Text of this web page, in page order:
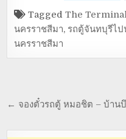
TaggedThe
นครราชสีมา, รถตู้จันทบุรีไป
นครราชสีมา
← จองตั๋วรถตู้ หมอชิต – บ้าน